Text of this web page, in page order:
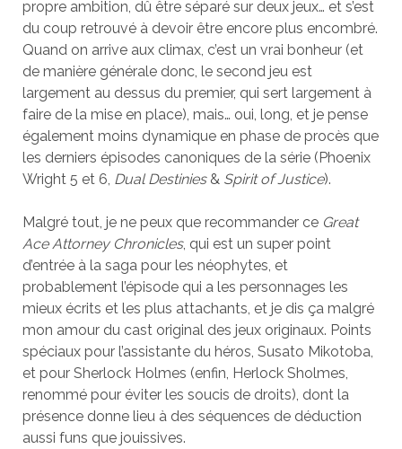
propre ambition, dû être séparé sur deux jeux… et s’est
du coup retrouvé à devoir être encore plus encombré.
Quand on arrive aux climax, c’est un vrai bonheur (et
de manière générale donc, le second jeu est
largement au dessus du premier, qui sert largement à
faire de la mise en place), mais… oui, long, et je pense
également moins dynamique en phase de procès que
les derniers épisodes canoniques de la série (Phoenix
Wright 5 et 6, Dual Destinies& Spirit of Justice).
Malgré tout, je ne peux que recommander ce Great
Ace Attorney Chronicles, qui est un super point
d’entrée à la saga pour les néophytes, et
probablement l’épisode qui a les personnages les
mieux écrits et les plus attachants, et je dis ça malgré
mon amour du cast original des jeux originaux. Points
spéciaux pour l’assistante du héros, Susato Mikotoba,
et pour Sherlock Holmes (enfin, Herlock Sholmes,
renommé pour éviter les soucis de droits), dont la
présence donne lieu à des séquences de déduction
aussi funs que jouissives.